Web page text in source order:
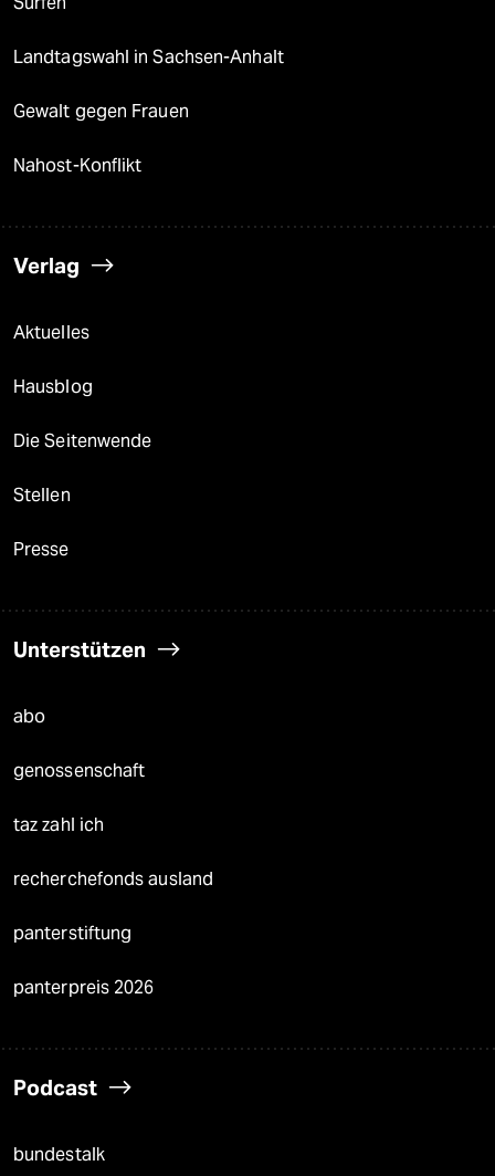
Landtagswahl in Sachsen-Anhalt
Gewalt gegen Frauen
Nahost-Konflikt
Verlag
Aktuelles
Hausblog
Die Seitenwende
Stellen
Presse
Unterstützen
abo
genossenschaft
taz zahl ich
recherchefonds ausland
panterstiftung
panterpreis 2026
Podcast
bundestalk